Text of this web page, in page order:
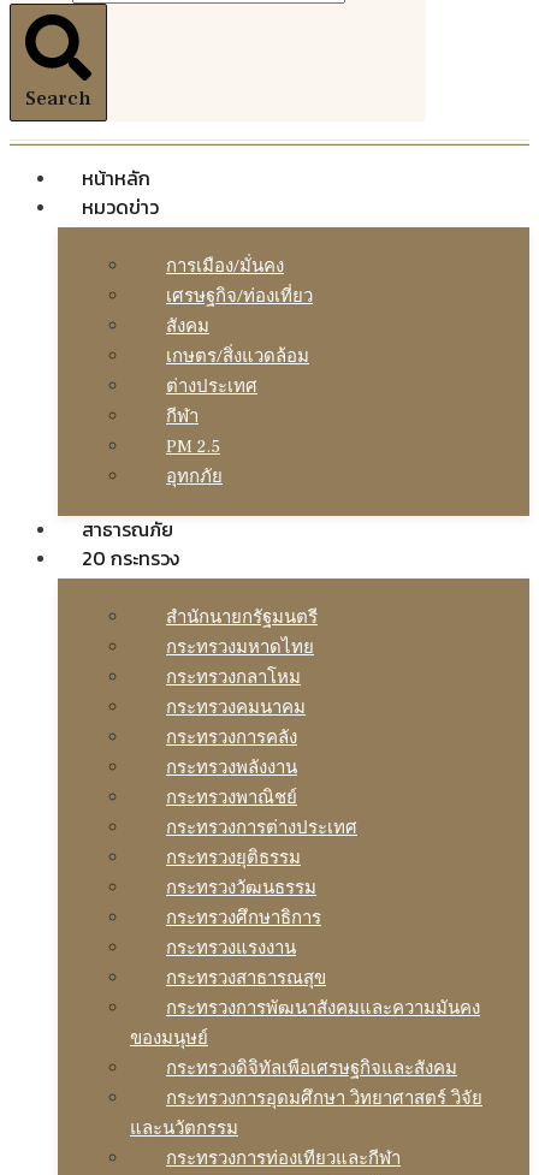
Search
หน้าหลัก
หมวดข่าว
การเมือง/มั่นคง
เศรษฐกิจ/ท่องเที่ยว
สังคม
เกษตร/สิ่งแวดล้อม
ต่างประเทศ
กีฬา
PM 2.5
อุทกภัย
สาธารณภัย
20 กระทรวง
สํานักนายกรัฐมนตรี
กระทรวงมหาดไทย
กระทรวงกลาโหม
กระทรวงคมนาคม
กระทรวงการคลัง
กระทรวงพลังงาน
กระทรวงพาณิชย์
กระทรวงการต่างประเทศ
กระทรวงยุติธรรม
กระทรวงวัฒนธรรม
กระทรวงศึกษาธิการ
กระทรวงแรงงาน
กระทรวงสาธารณสุข
กระทรวงการพัฒนาสังคมและความมันคง
ของมนุษย์
กระทรวงดิจิทัลเพือเศรษฐกิจและสังคม
กระทรวงการอุดมศึกษา วิทยาศาสตร์ วิจัย
และนวัตกรรม
กระทรวงการท่องเทียวและกีฬา